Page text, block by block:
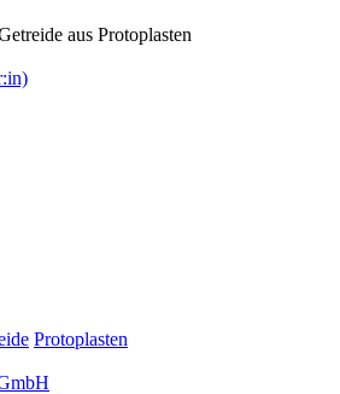
aus Protoplasten
Protoplasten